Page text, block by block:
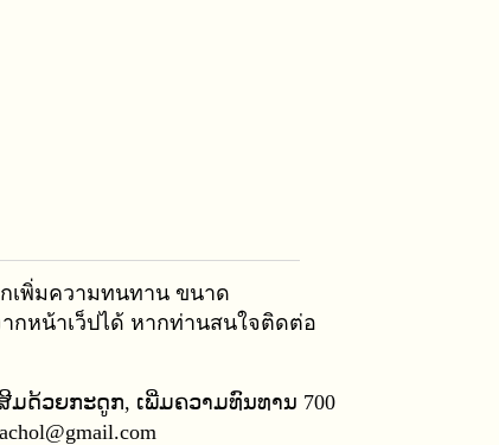
เพิ่มความทนทาน ขนาด
กหน้าเว็ปได้ หากท่านสนใจติดต่อ
ມດ້ວຍກະດູກ, ເພີ່ມຄວາມທົນທານ 700